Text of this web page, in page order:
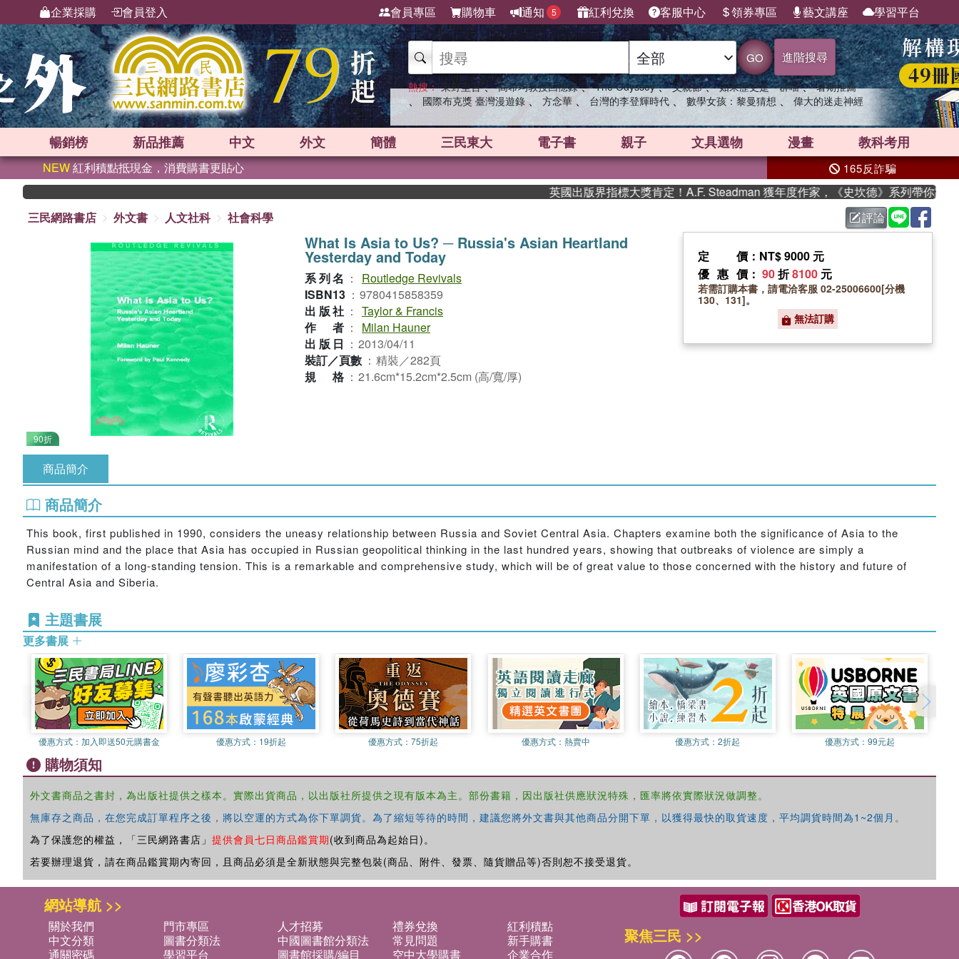
企業採購 會員登入 會員專區 購物車 通知 5 紅利兌換 客服中心 領券專區 藝文講座 學習平台
GO 進階搜尋
熱搜： 東野圭吾 、 高希均教授回憶錄 、 The Odyssey 、 父親節 、 如果歷史是一群喵 、 暑期推薦
、 國際布克獎 臺灣漫遊錄 、 方念華 、 台灣的李登輝時代 、 數學女孩：黎曼猜想 、 偉大的迷走神經
暢銷榜 新品推薦 中文 外文 簡體 三民東大 電子書 親子 文具選物 漫畫 教科考用
NEW紅利積點抵現金，消費購書更貼心 165反詐騙
英國出版界指標大獎肯定！A.F. Steadman 獲年度作家，《史坎德》系列帶你踏上熱
三民網路書店
外文書 人文社科 社會科學 評論
90折
What Is Asia to Us? ─ Russia's Asian Heartland
Yesterday and Today
系列名 ：
Routledge Revivals
ISBN13 ： 9780415858359
出版社 ： Taylor & Francis
作者 ：
Milan Hauner
出版日 ： 2013/04/11
裝訂／頁數 ： 精裝／282頁
規格 ： 21.6cm*15.2cm*2.5cm (高/寬/厚)
定價 ：NT$ 9000 元
優惠價 ： 90折8100 元
若需訂購本書，請電洽客服 02-25006600[分機
130、131]。
無法訂購
商品簡介
商品簡介
This book, first published in 1990, considers the uneasy relationship between Russia and Soviet Central Asia. Chapters examine both the significance of Asia to the
Russian mind and the place that Asia has occupied in Russian geopolitical thinking in the last hundred years, showing that outbreaks of violence are simply a
manifestation of a long-standing tension. This is a remarkable and comprehensive study, which will be of great value to those concerned with the history and future of
Central Asia and Siberia.
主題書展
更多書展
優惠方式： 加入即送50元購書金 優惠方式： 19折起 優惠方式：75折起 優惠方式： 熱賣中 優惠方式：2折起 優惠方式：99元起
購物須知
外文書商品之書封，為出版社提供之樣本。實際出貨商品，以出版社所提供之現有版本為主。部份書籍，因出版社供應狀況特殊，匯率將依實際狀況做調整。
無庫存之商品，在您完成訂單程序之後，將以空運的方式為你下單調貨。為了縮短等待的時間，建議您將外文書與其他商品分開下單，以獲得最快的取貨速度，平均調貨時間為1~2個月。
為了保護您的權益，「三民網路書店」 提供會員七日商品鑑賞期(收到商品為起始日)。
若要辦理退貨，請在商品鑑賞期內寄回，且商品必須是全新狀態與完整包裝(商品、附件、發票、隨貨贈品等)否則恕不接受退貨。
網站導航 >>
關於我們 門市專區 人才招募 禮券兌換
紅利積點
中文分類
圖書分類法 中國圖書館分類法 常見問題
新手購書
通關密碼
學習平台 圖書館採購/編目 空中大學購書 企業合作
聚焦三民 >>